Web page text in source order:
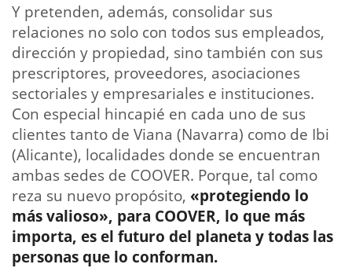
Y pretenden, además, consolidar sus
relaciones no solo con todos sus empleados,
dirección y propiedad, sino también con sus
prescriptores, proveedores, asociaciones
sectoriales y empresariales e instituciones.
Con especial hincapié en cada uno de sus
clientes tanto de Viana (Navarra) como de Ibi
(Alicante), localidades donde se encuentran
ambas sedes de COOVER. Porque, tal como
reza su nuevo propósito, «protegiendo lo
más valioso», para COOVER, lo que más
importa, es el futuro del planeta y todas las
personas que lo conforman.